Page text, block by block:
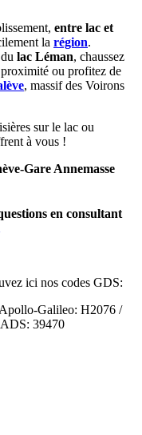
entre lac et
la région.
lac Léman, chaussez
proximité ou profitez de
, massif des Voirons
sur le lac ou
à vous !
Gare Annemasse
en consultant
ici nos codes GDS:
Galileo: H2076 /
39470